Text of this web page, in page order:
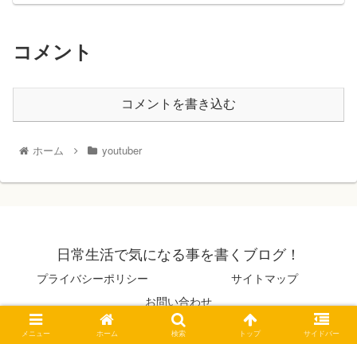
コメント
コメントを書き込む
ホーム youtuber
日常生活で気になる事を書くブログ！
プライバシーポリシー
サイトマップ
お問い合わせ
© 2019 日常生活で気になる事を書くブログ！.
メニュー ホーム 検索 トップ サイドバー